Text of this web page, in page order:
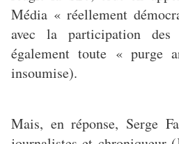
Média « réellement
avec la participation
également toute « purge
insoumise).
Mais, en réponse, Serge